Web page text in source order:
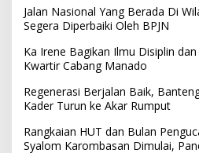
Jalan Nasional Yang Berada Di
Segera Diperbaiki Oleh BPJN
Ka Irene Bagikan Ilmu Disiplin
Kwartir Cabang Manado
Regenerasi Berjalan Baik,
Kader Turun ke Akar Rumput
Rangkaian HUT dan Bulan
Syalom Karombasan Dimulai,